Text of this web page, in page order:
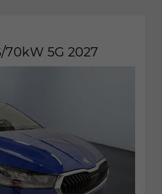
70kW 5G 2027